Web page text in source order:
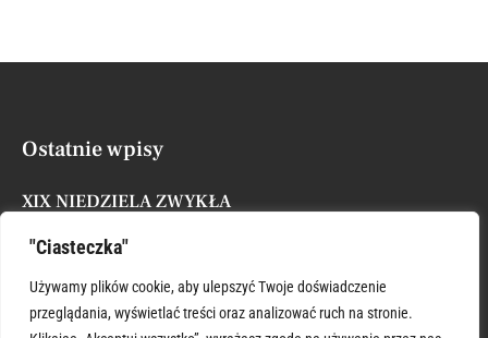
"Ciasteczka"
Używamy plików cookie, aby ulepszyć Twoje doświadczenie
przeglądania, wyświetlać treści oraz analizować ruch na stronie.
Ostatnie wpisy
XIX NIEDZIELA ZWYKŁA
XVIII NIEDZIELA ZWYKŁA
Posted byAdministrator 9 sierpnia, 2026